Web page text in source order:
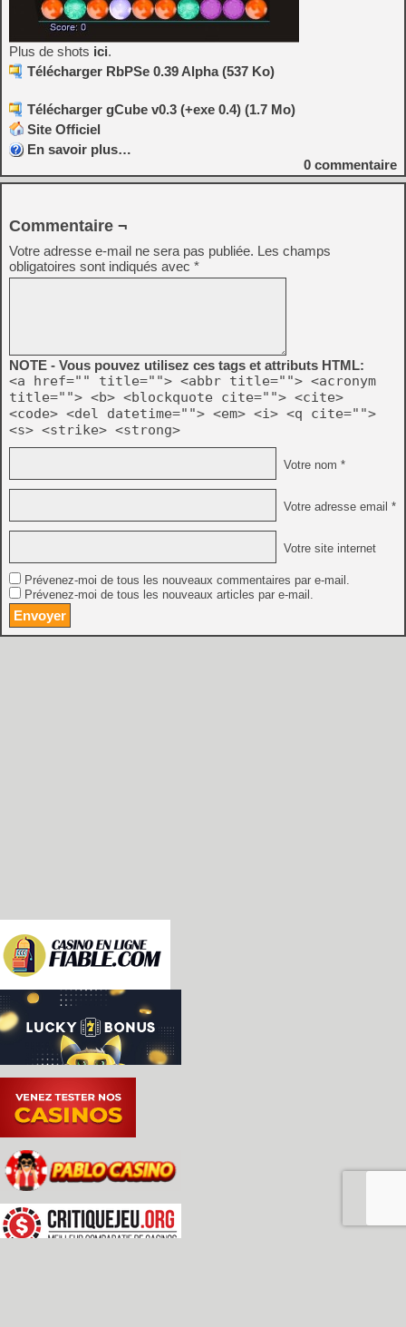
Plus de shots ici.
Télécharger RbPSe 0.39 Alpha (537 Ko)
Télécharger gCube v0.3 (+exe 0.4) (1.7 Mo)
Site Officiel
En savoir plus…
0 commentaire
Commentaire ¬
Votre adresse e-mail ne sera pas publiée. Les champs
obligatoires sont indiqués avec *
NOTE - Vous pouvez utilisez ces tags et attributs HTML:
<a href="" title=""> <abbr title=""> <acronym
title=""> <b> <blockquote cite=""> <cite>
<code> <del datetime=""> <em> <i> <q cite="">
<s> <strike> <strong>
Votre nom *
Votre adresse email *
Votre site internet
Prévenez-moi de tous les nouveaux commentaires par e-mail.
Prévenez-moi de tous les nouveaux articles par e-mail.